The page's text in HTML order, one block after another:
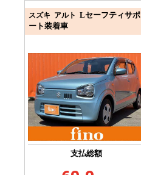
スズキ アルト Lセーフティサポ
ート装着車
支払総額